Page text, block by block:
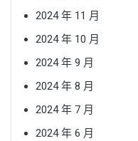
2024 年 11 月
2024 年 10 月
2024 年 9 月
2024 年 8 月
2024 年 7 月
2024 年 6 月